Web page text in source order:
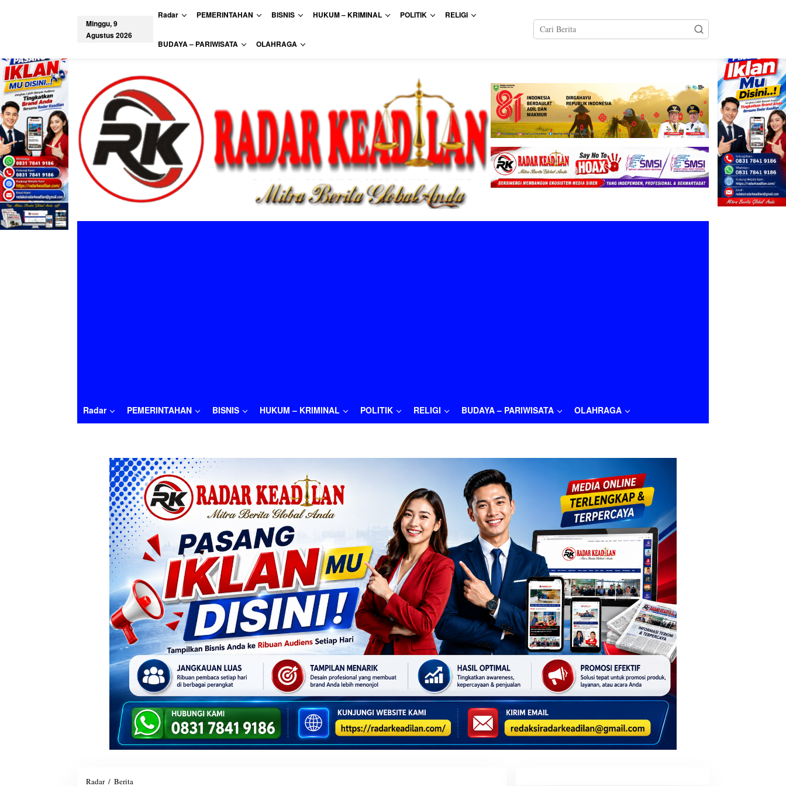
i
k
k
n
t
e
n
Minggu, 9
Agustus 2026
Radar PEMERINTAHAN BISNIS HUKUM – KRIMINAL POLITIK RELIGI
BUDAYA – PARIWISATA OLAHRAGA
Radar PEMERINTAHAN BISNIS HUKUM – KRIMINAL POLITIK RELIGI BUDAYA – PARIWISATA OLAHRAGA
Radar / Berita